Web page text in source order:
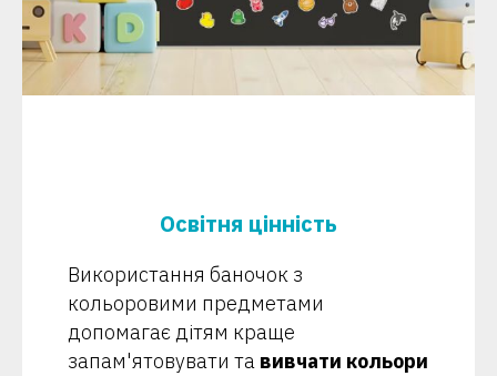
Освітня цінність
Використання баночок з
кольоровими предметами
допомагає дітям краще
запам'ятовувати та вивчати кольори